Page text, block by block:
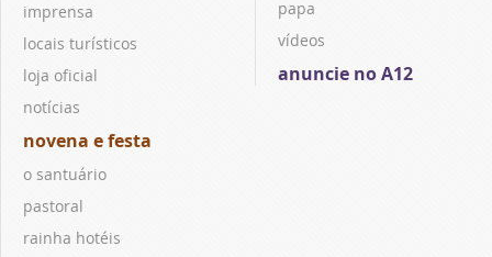
imprensa
locais turísticos
loja oficial
notícias
novena e festa
o santuário
pastoral
rainha hotéis
papa
vídeos
anuncie no A12